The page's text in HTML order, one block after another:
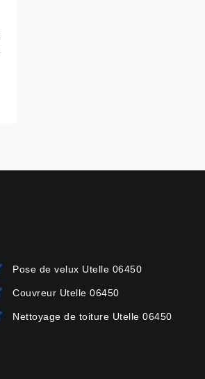
Pose de velux Utelle 06450
Couvreur Utelle 06450
Nettoyage de toiture Utelle 06450